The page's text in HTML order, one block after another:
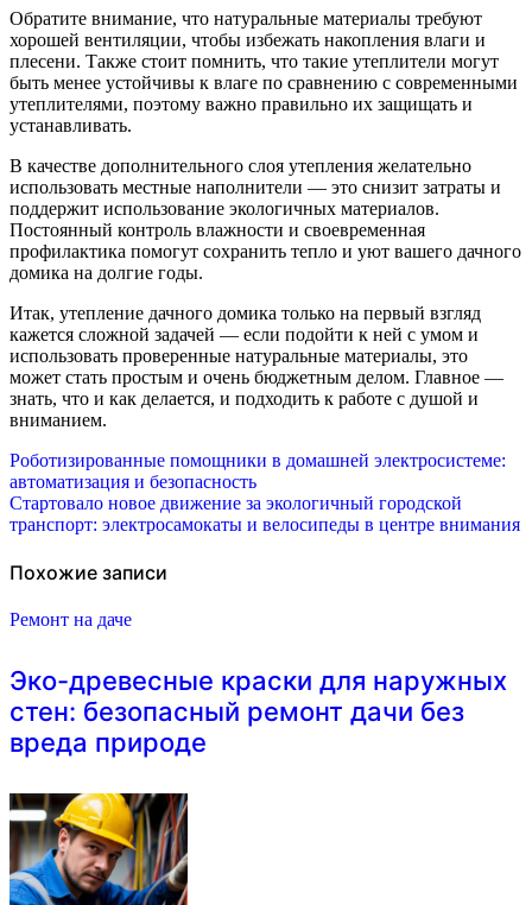
Обратите внимание, что натуральные материалы требуют
хорошей вентиляции, чтобы избежать накопления влаги и
плесени. Также стоит помнить, что такие утеплители могут
быть менее устойчивы к влаге по сравнению с современными
утеплителями, поэтому важно правильно их защищать и
устанавливать.
В качестве дополнительного слоя утепления желательно
использовать местные наполнители — это снизит затраты и
поддержит использование экологичных материалов.
Постоянный контроль влажности и своевременная
профилактика помогут сохранить тепло и уют вашего дачного
домика на долгие годы.
Итак, утепление дачного домика только на первый взгляд
кажется сложной задачей — если подойти к ней с умом и
использовать проверенные натуральные материалы, это
может стать простым и очень бюджетным делом. Главное —
знать, что и как делается, и подходить к работе с душой и
вниманием.
Навигация
по
записям
Роботизированные помощники в домашней электросистеме:
автоматизация и безопасность
Стартовало новое движение за экологичный городской
транспорт: электросамокаты и велосипеды в центре внимания
Похожие записи
Ремонт на даче
Эко-древесные краски для наружных
стен: безопасный ремонт дачи без
вреда природе